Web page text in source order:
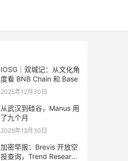
IOSG｜双城记：从文化角
度看 BNB Chain 和 Base
2025年12月30日
从武汉到硅谷，Manus 用
了九个月
2025年12月30日
加密早报：Brevis 开放空
投查询，Trend Research